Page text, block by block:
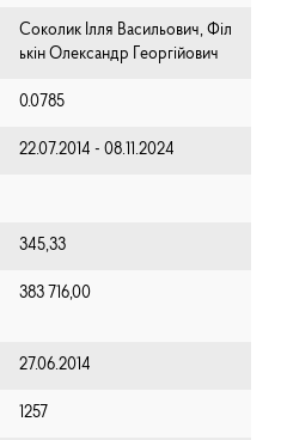
Соколик Ілля Васильович, Філ
ькін Олександр Георгійович
0.0785
22.07.2014 - 08.11.2024
345,33
383 716,00
27.06.2014
1257